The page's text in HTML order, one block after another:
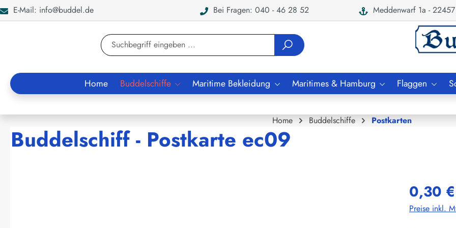
Zur Suche springen
E-Mail: info@buddel.de Bei Fragen: 040 - 46 28 52 Meddenwarf 1a -
Home Buddelschiffe Maritime Bekleidung Maritimes & Hamburg Flaggen
Home Buddelschiffe Postkarten
Buddelschiff - Postkarte ec09
0,30 €
Preise inkl.